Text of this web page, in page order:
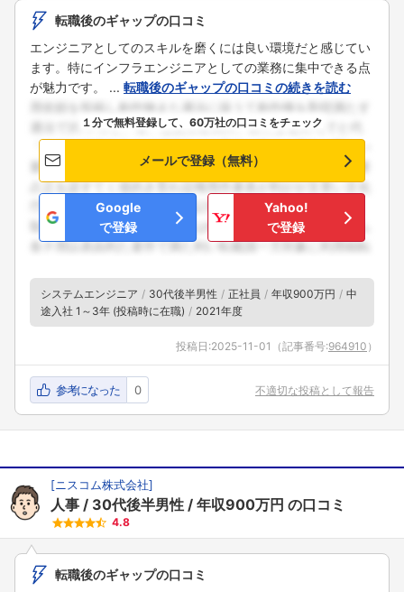
転職後のギャップの口コミ
エンジニアとしてのスキルを磨くには良い環境だと感じてい
ます。特にインフラエンジニアとしての業務に集中できる点
が魅力です。 ... 転職後のギャップの口コミの続きを読む
１分で無料登録して、60万社の口コミをチェック
メールで登録（無料）
Google
で登録
Yahoo!
で登録
システムエンジニア 30代後半男性 正社員 年収900万円
中
途入社 1～3年 (投稿時に在職)
2021年度
投稿日:2025-11-01 （記事番号:964910 ）
参考になった 0 不適切な投稿として報告
[ニスコム株式会社]
人事 30代後半男性 年収900万円 の口コミ
4.8
転職後のギャップの口コミ